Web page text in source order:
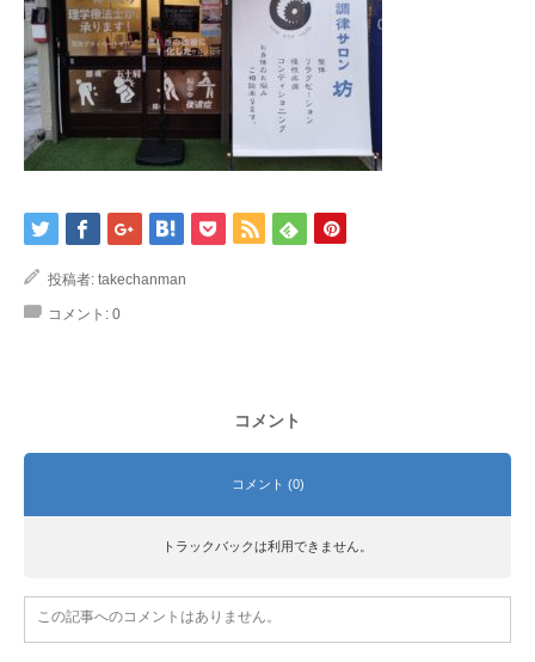
投稿者: takechanman
コメント: 0
コメント
コメント (0)
トラックバックは利用できません。
この記事へのコメントはありません。